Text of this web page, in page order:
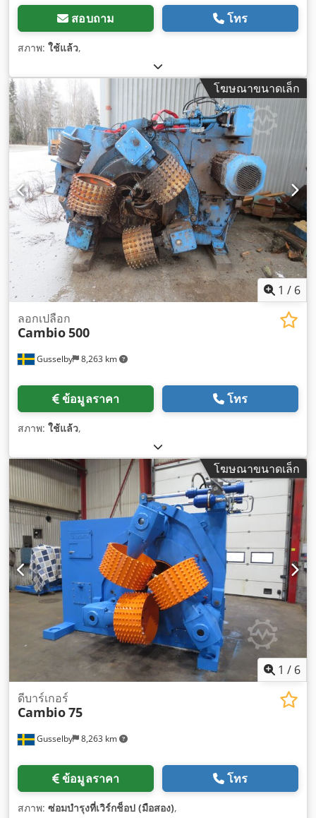
สอบถาม โทร
สภาพ: ใช้แล้ว,
โฆษณาขนาดเล็ก
1 / 6
Gusselby 8,263 km
ลอกเปลือก
Cambio500
ข้อมูลราคา โทร
สภาพ: ใช้แล้ว,
โฆษณาขนาดเล็ก
1 / 6
Gusselby 8,263 km
ดีบาร์เกอร์
Cambio75
ข้อมูลราคา โทร
สภาพ: ซ่อมบำรุงที่เวิร์กช็อป (มือสอง),